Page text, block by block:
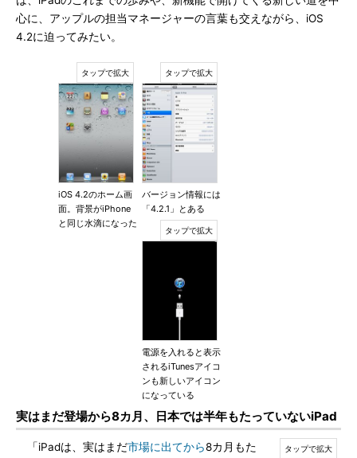
心に、アップルの担当マネージャーの言葉も交えながら、iOS
4.2に迫ってみたい。
iOS 4.2のホーム画
面。背景がiPhone
と同じ水滴になった
バージョン情報には
「4.2.1」とある
電源を入れると表示
されるiTunesアイコ
ンも新しいアイコン
になっている
実はまだ登場から8カ月、日本では半年もたっていないiPad
「iPadは、実はまだ市場に出てから8カ月もた